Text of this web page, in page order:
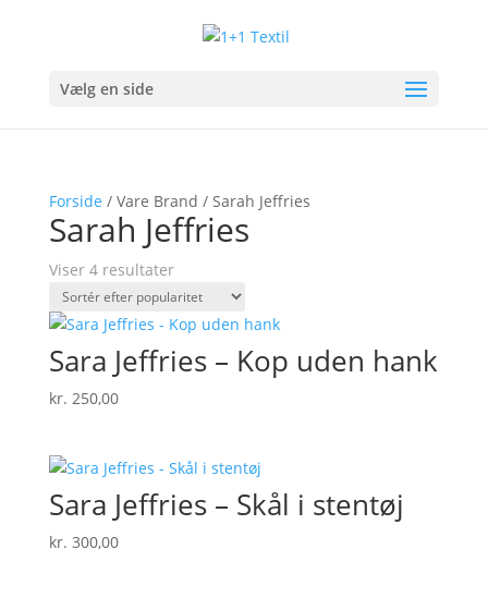
Vælg en side
Forside / Vare Brand / Sarah Jeffries
Sarah Jeffries
Viser 4 resultaterSorteret
efter
popularitet
Sara Jeffries – Kop uden hank
kr. 250,00
Sara Jeffries – Skål i stentøj
kr. 300,00